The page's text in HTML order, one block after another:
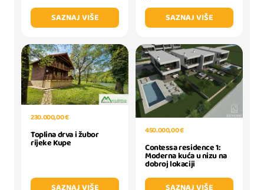
SAZNAJ VIŠE
SAZNAJ VIŠE
230.000,00 €
Toplina drva i žubor
rijeke Kupe
450.000,00 €
Contessa residence 1:
Moderna kuća u nizu na
dobroj lokaciji